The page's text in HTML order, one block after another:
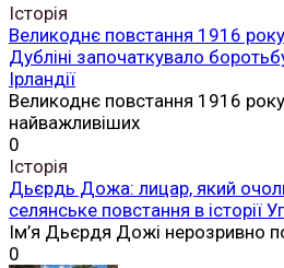
Історія
Великоднє повстання 1916
Дубліні започаткувало
Ірландії
Великоднє повстання 1916
найважливіших
0
Історія
Дьєрдь Дожа: лицар, який
селянське повстання в історії
Ім’я Дьєрдя Дожі нерозривно
0